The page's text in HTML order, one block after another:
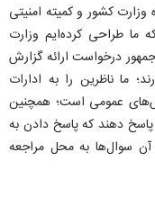
وزارت کشور و کمیته امنیتی
ما طراحی کرده‌‌ایم وزارت
درخواست ارائه گزارش
ما ناظرین را به ادارات
دریافت گزارش‌‌های عمومی است؛ همچنین
پاسخ دهند که پاسخ دادن به
سوال‌‌ها به محل مراجعه